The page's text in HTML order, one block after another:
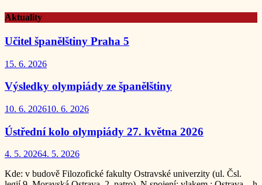
Aktuality
Učitel španělštiny Praha 5
15. 6. 2026
Výsledky olympiády ze španělštiny
10. 6. 202610. 6. 2026
Ústřední kolo olympiády 27. května 2026
4. 5. 20264. 5. 2026
Kde: v budově Filozofické fakulty Ostravské univerzity (ul. Čsl.